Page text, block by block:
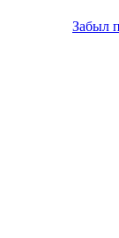
Забыл